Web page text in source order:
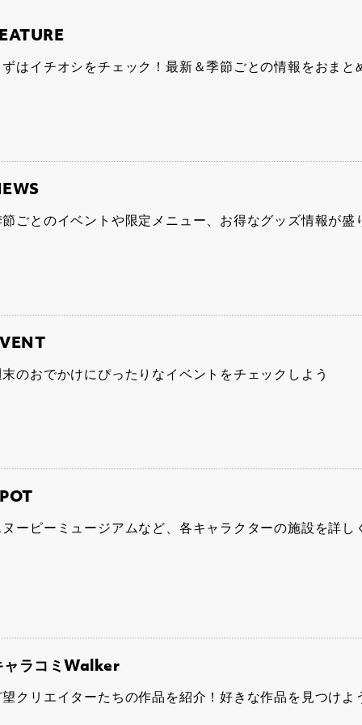
ずはイチオシをチェック！最新＆季節ごとの情報をおまと
節ごとのイベントや限定メニュー、お得なグッズ情報が盛
末のおでかけにぴったりなイベントをチェックしよう
ヌーピーミュージアムなど、各キャラクターの施設を詳し
ャラコミWalker
望クリエイターたちの作品を紹介！好きな作品を見つけよ